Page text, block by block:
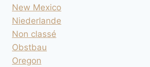
New Mexico
Niederlande
Non classé
Obstbau
Oregon